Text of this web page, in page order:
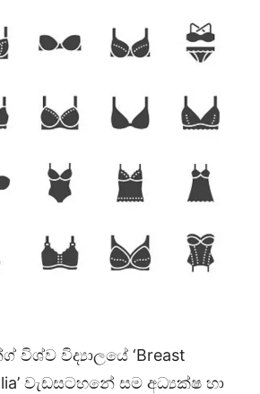
විද්‍යාලයේ ‘Breast
වැඩසටහනේ සම අධ්‍යක්ෂ හා